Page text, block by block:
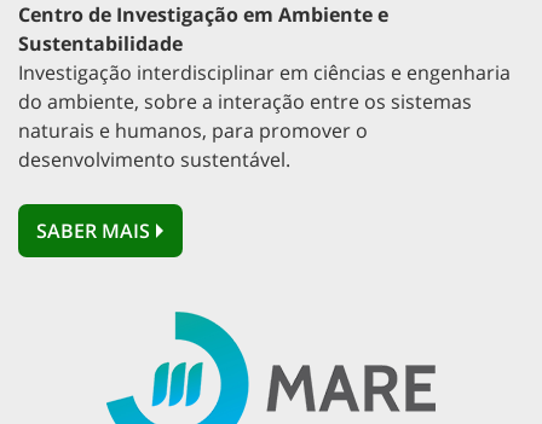
Centro de Investigação em Ambiente e
Sustentabilidade
Investigação interdisciplinar em ciências e engenharia
do ambiente, sobre a interação entre os sistemas
naturais e humanos, para promover o
desenvolvimento sustentável.
SABER MAIS